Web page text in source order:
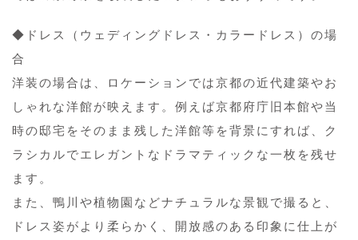
◆ドレス（ウェディングドレス・カラードレス）の場
合
洋装の場合は、ロケーションでは京都の近代建築やお
しゃれな洋館が映えます。例えば京都府庁旧本館や当
時の邸宅をそのまま残した洋館等を背景にすれば、ク
ラシカルでエレガントなドラマティックな一枚を残せ
ます。
また、鴨川や植物園などナチュラルな景観で撮ると、
ドレス姿がより柔らかく、開放感のある印象に仕上が